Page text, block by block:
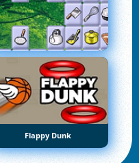
Flappy Dunk